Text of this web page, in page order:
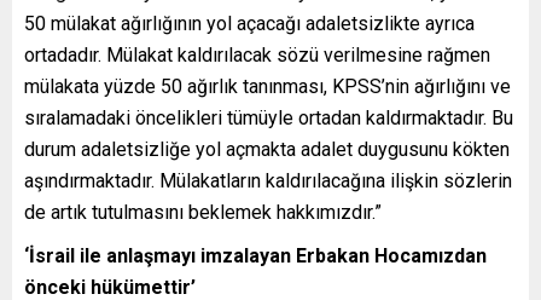
50 mülakat ağırlığının yol açacağı adaletsizlikte ayrıca
ortadadır. Mülakat kaldırılacak sözü verilmesine rağmen
mülakata yüzde 50 ağırlık tanınması, KPSS’nin ağırlığını ve
sıralamadaki öncelikleri tümüyle ortadan kaldırmaktadır. Bu
durum adaletsizliğe yol açmakta adalet duygusunu kökten
aşındırmaktadır. Mülakatların kaldırılacağına ilişkin sözlerin
de artık tutulmasını beklemek hakkımızdır.”
‘İsrail ile anlaşmayı imzalayan Erbakan Hocamızdan
önceki hükümettir’